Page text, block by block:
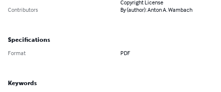
Copyright License
Contributors
By (author): Anton A. Wambach
Specifications
Format PDF
Keywords